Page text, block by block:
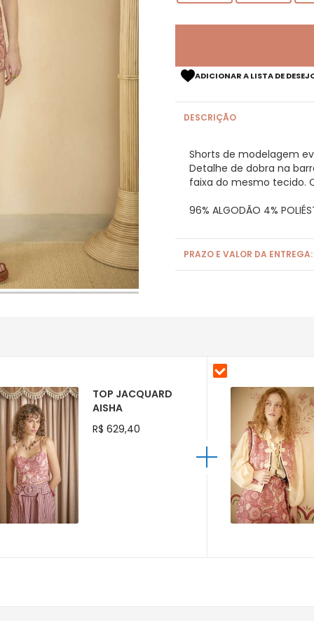
ADICIONAR A LISTA DE
DESCRIÇÃO
Shorts de modelagem
Detalhe de dobra na
faixa do mesmo tecido.
96% ALGODÃO 4%
PRAZO E VALOR DA ENTREGA:
TOP JACQUARD
AISHA
R$ 629,40